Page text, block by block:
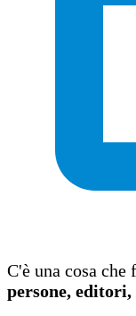
C'è una cosa
persone,